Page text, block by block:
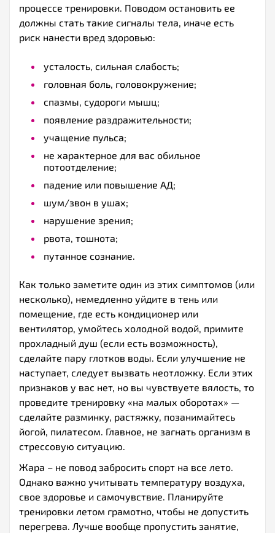
процессе тренировки. Поводом остановить ее
должны стать такие сигналы тела, иначе есть
риск нанести вред здоровью:
усталость, сильная слабость;
головная боль, головокружение;
спазмы, судороги мышц;
появление раздражительности;
учащение пульса;
не характерное для вас обильное
потоотделение;
падение или повышение АД;
шум/звон в ушах;
нарушение зрения;
рвота, тошнота;
путанное сознание.
Как только заметите один из этих симптомов (или
несколько), немедленно уйдите в тень или
помещение, где есть кондиционер или
вентилятор, умойтесь холодной водой, примите
прохладный душ (если есть возможность),
сделайте пару глотков воды. Если улучшение не
наступает, следует вызвать неотложку. Если этих
признаков у вас нет, но вы чувствуете вялость, то
проведите тренировку «на малых оборотах» —
сделайте разминку, растяжку, позанимайтесь
йогой, пилатесом. Главное, не загнать организм в
стрессовую ситуацию.
Жара – не повод забросить спорт на все лето.
Однако важно учитывать температуру воздуха,
свое здоровье и самочувствие. Планируйте
тренировки летом грамотно, чтобы не допустить
перегрева. Лучше вообще пропустить занятие,